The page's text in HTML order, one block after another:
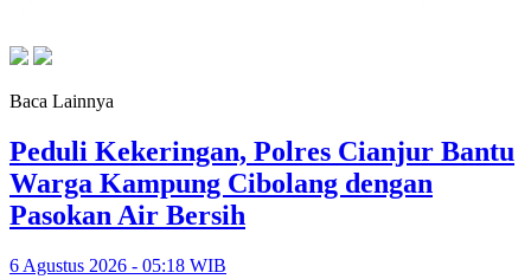
Baca Lainnya
Peduli Kekeringan, Polres Cianjur Bantu
Warga Kampung Cibolang dengan
Pasokan Air Bersih
6 Agustus 2026 - 05:18 WIB